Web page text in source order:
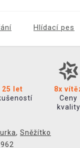
Hlídací pes
25 let
8x
Ceny
kvality
, Sněžítko